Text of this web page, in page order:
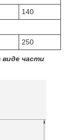
140
250
виде части